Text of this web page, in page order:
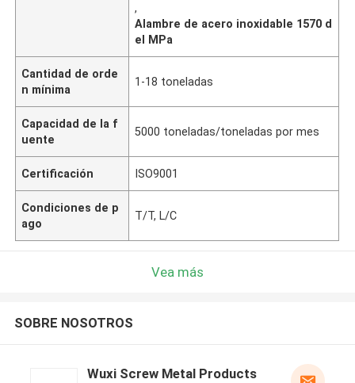
,
Alambre de acero inoxidable 1570 d
el MPa
Cantidad de orde
n mínima
1-18 toneladas
Capacidad de la f
uente
5000 toneladas/toneladas por mes
Certificación ISO9001
Condiciones de p
ago
T/T, L/C
Vea más
SOBRE NOSOTROS
Wuxi Screw Metal Products